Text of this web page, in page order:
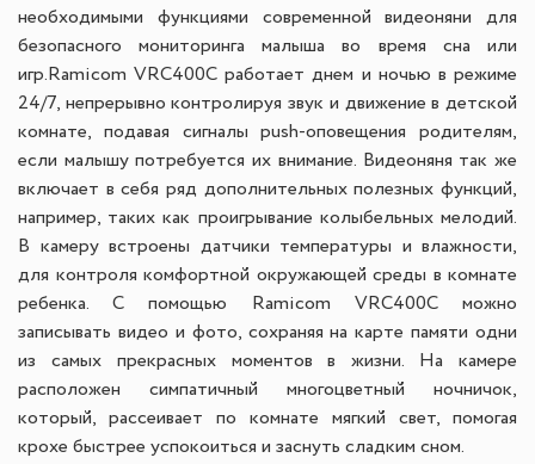
необходимыми функциями современной видеоняни для
безопасного мониторинга малыша во время сна или
игр. Ramicom VRC400С работает днем и ночью в режиме
24/7, непрерывно контролируя звук и движение в детской
комнате, подавая сигналы push-оповещения родителям,
если малышу потребуется их внимание. Видеоняня так же
включает в себя ряд дополнительных полезных функций,
например, таких как проигрывание колыбельных мелодий.
В камеру встроены датчики температуры и влажности,
для контроля комфортной окружающей среды в комнате
ребенка. С помощью Ramicom VRC400C можно
записывать видео и фото, сохраняя на карте памяти одни
из самых прекрасных моментов в жизни. На камере
расположен симпатичный многоцветный ночничок,
который, рассеивает по комнате мягкий свет, помогая
крохе быстрее успокоиться и заснуть сладким сном.